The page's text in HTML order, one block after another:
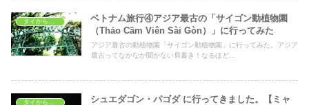
ベトナム旅行④アジア最古の「サイゴン動植物園
（Thảo Cầm Viên Sài Gòn）」に行ってみた
アジア最古の動植物園「サイゴン動植物園」に行ってみた。アジア
最古ってなかなか聞かない肩書き！なるほど...
シュエダゴン・パゴダ に行ってきました。【ミャ